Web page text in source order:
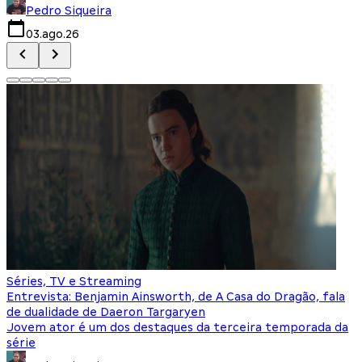
Pedro Siqueira
03.ago.26
Séries, TV e Streaming
Entrevista: Benjamin Ainsworth, de A Casa do Dragão, fala
de dualidade de Daeron Targaryen
Jovem ator é um dos destaques da terceira temporada da
série